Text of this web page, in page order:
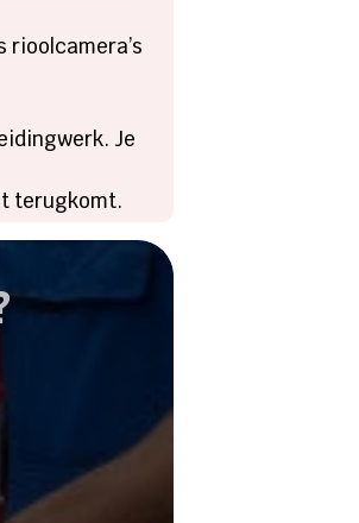
Je
terugkomt.